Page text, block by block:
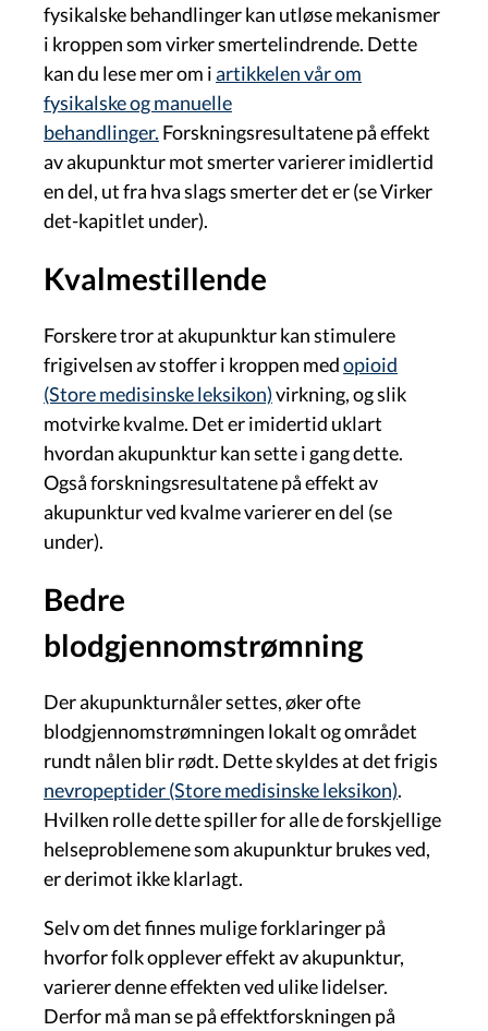
fysikalske behandlinger kan utløse mekanismer
i kroppen som virker smertelindrende. Dette
kan du lese mer om iartikkelen vår om
fysikalske og manuelle
behandlinger. Forskningsresultatene på effekt
av akupunktur mot smerter varierer imidlertid
en del, ut fra hva slags smerter det er (se Virker
det-kapitlet under).
Kvalmestillende
Forskere tror at akupunktur kan stimulere
frigivelsen av stoffer i kroppen medopioid
(Store medisinske leksikon)virkning, og slik
motvirke kvalme. Det er imidertid uklart
hvordan akupunktur kan sette i gang dette.
Også forskningsresultatene på effekt av
akupunktur ved kvalme varierer en del (se
under).
Bedre
blodgjennomstrømning
Der akupunkturnåler settes, øker ofte
blodgjennomstrømningen lokalt og området
rundt nålen blir rødt. Dette skyldes at det frigis
nevropeptider (Store medisinske leksikon).
Hvilken rolle dette spiller for alle de forskjellige
helseproblemene som akupunktur brukes ved,
er derimot ikke klarlagt.
Selv om det finnes mulige forklaringer på
hvorfor folk opplever effekt av akupunktur,
varierer denne effekten ved ulike lidelser.
Derfor må man se på effektforskningen på